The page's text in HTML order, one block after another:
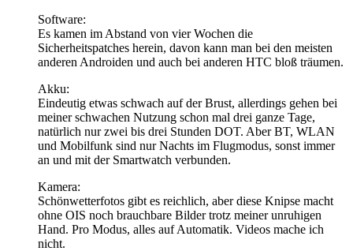
Software:
Es kamen im Abstand von vier Wochen die
Sicherheitspatches herein, davon kann man bei den meisten
anderen Androiden und auch bei anderen HTC bloß träumen.
Akku:
Eindeutig etwas schwach auf der Brust, allerdings gehen bei
meiner schwachen Nutzung schon mal drei ganze Tage,
natürlich nur zwei bis drei Stunden DOT. Aber BT, WLAN
und Mobilfunk sind nur Nachts im Flugmodus, sonst immer
an und mit der Smartwatch verbunden.
Kamera:
Schönwetterfotos gibt es reichlich, aber diese Knipse macht
ohne OIS noch brauchbare Bilder trotz meiner unruhigen
Hand. Pro Modus, alles auf Automatik. Videos mache ich
nicht.